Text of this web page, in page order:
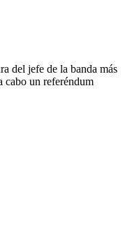
del jefe de la banda más
cabo un referéndum